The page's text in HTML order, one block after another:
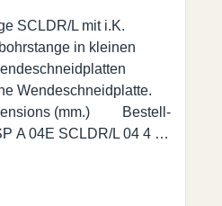
SCLDR/L mit i.K.
in kleinen
Wendeschneidplatte.
(mm.) Bestell-
70